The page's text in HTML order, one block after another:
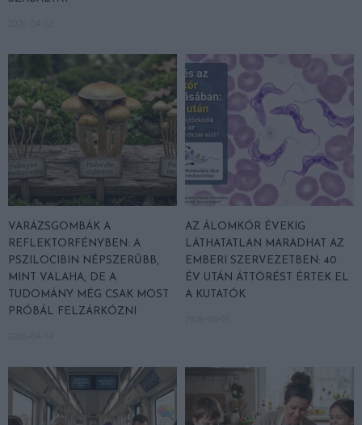
VARÁZSGOMBÁK A
REFLEKTORFÉNYBEN: A
PSZILOCIBIN NÉPSZERŰBB,
MINT VALAHA, DE A
TUDOMÁNY MÉG CSAK MOST
PRÓBÁL FELZÁRKÓZNI
AZ ÁLOMKÓR ÉVEKIG
LÁTHATATLAN MARADHAT AZ
EMBERI SZERVEZETBEN: 40
ÉV UTÁN ÁTTÖRÉST ÉRTEK EL
A KUTATÓK